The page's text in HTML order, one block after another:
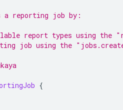
a reporting job by:
report types using the
job using the
{